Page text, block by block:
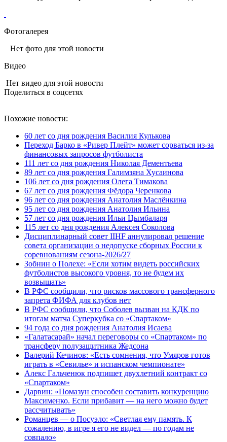
Фотогалерея
Нет фото для этой новости
Видео
Нет видео для этой новости
Поделиться в соцсетях
Похожие новости:
60 лет со дня рождения Василия Кулькова
Переход Барко в «Ривер Плейт» может сорваться из‑за
финансовых запросов футболиста
111 лет со дня рождения Николая Дементьева
89 лет со дня рождения Галимзяна Хусаинова
106 лет со дня рождения Олега Тимакова
67 лет со дня рождения Фёдора Черенкова
96 лет со дня рождения Анатолия Маслёнкина
95 лет со дня рождения Анатолия Ильина
57 лет со дня рождения Ильи Цымбаларя
115 лет со дня рождения Алексея Соколова
Дисциплинарный совет IIHF аннулировал решение
совета организации о недопуске сборных России к
соревнованиям сезона‑2026/27
Зобнин о Полехе: «Если хотим видеть российских
футболистов высокого уровня, то не будем их
возвышать»
В РФС сообщили, что рисков массового трансферного
запрета ФИФА для клубов нет
В РФС сообщили, что Соболев вызван на КДК по
итогам матча Суперкубка со «Спартаком»
94 года со дня рождения Анатолия Исаева
«Галатасарай» начал переговоры со «Спартаком» по
трансферу полузащитника Жедсона
Валерий Кечинов: «Есть сомнения, что Умяров готов
играть в «Севилье» и испанском чемпионате»
Алекс Гальченюк подпишет двухлетний контракт со
«Спартаком»
Дарвин: «Помазун способен составить конкуренцию
Максименко. Если прибавит — на него можно будет
рассчитывать»
Романцев — о Посуэло: «Светлая ему память. К
сожалению, в игре я его не видел — по годам не
совпало»